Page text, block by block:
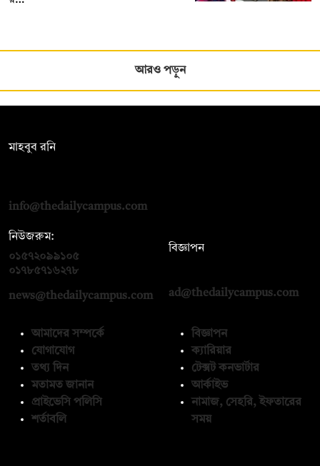
আরও পড়ুন
মাহবুব রনি
info@thedailycampus.com
নিউজরুম:
০১৫৭২০৯৯১০৫
০১৭৮৫৭১৬২৭৮
news@thedailycampus.com
বিজ্ঞাপন
ad@thedailycampus.com
আমাদের সম্পর্কে
যোগাযোগ
তথ্য দিন
মতামত জানান
প্রাইভেসি পলিসি
শর্তাবলি
বিজ্ঞাপন
ক্যারিয়ার
টেক্সট কনভার্টার
আর্কাইভ
নামাজ, সেহরি, ইফতারের
সময়